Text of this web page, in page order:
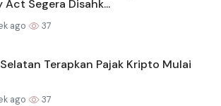
Act Segera Disahk...
ago 37
Terapkan Pajak Kripto Mulai
ago 37